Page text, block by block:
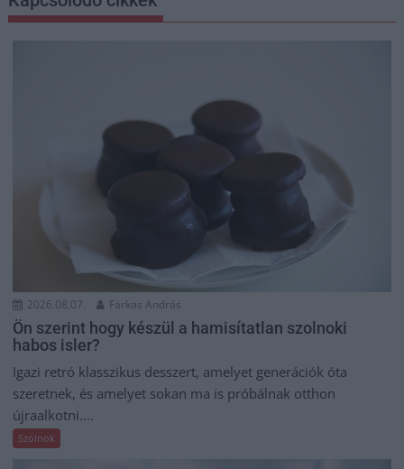
2026.08.07. Farkas András
Ön szerint hogy készül a hamisítatlan szolnoki
habos isler?
Igazi retró klasszikus desszert, amelyet generációk óta
szeretnek, és amelyet sokan ma is próbálnak otthon
újraalkotni....
Szolnok